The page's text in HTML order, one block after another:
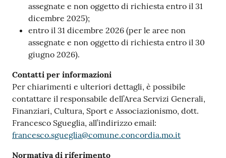
assegnate e non oggetto di richiesta entro il 31
dicembre 2025);
entro il 31 dicembre 2026 (per le aree non
assegnate e non oggetto di richiesta entro il 30
giugno 2026).
Contatti per informazioni
Per chiarimenti e ulteriori dettagli, è possibile
contattare il responsabile dell’Area Servizi Generali,
Finanziari, Cultura, Sport e Associazionismo, dott.
Francesco Sgueglia, all’indirizzo email:
francesco.sgueglia@comune.concordia.mo.it
Normativa di riferimento